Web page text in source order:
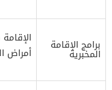
برامج الإقامة
المخبرية
أمراض